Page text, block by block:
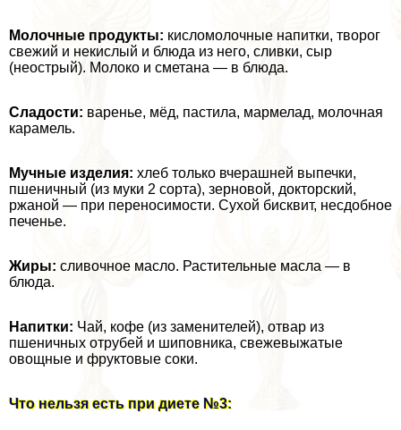
Молочные продукты: кисломолочные напитки, творог
свежий и некислый и блюда из него, сливки, сыр
(неострый). Молоко и сметана — в блюда.
Сладости: варенье, мёд, пастила, мармелад, молочная
карамель.
Мучные изделия: хлеб только вчерашней выпечки,
пшеничный (из муки 2 сорта), зерновой, докторский,
ржаной — при переносимости. Сухой бисквит, несдобное
печенье.
Жиры: сливочное масло. Растительные масла — в
блюда.
Напитки: Чай, кофе (из заменителей), отвар из
пшеничных отрубей и шиповника, свежевыжатые
овощные и фруктовые соки.
Что нельзя есть при диете №3: